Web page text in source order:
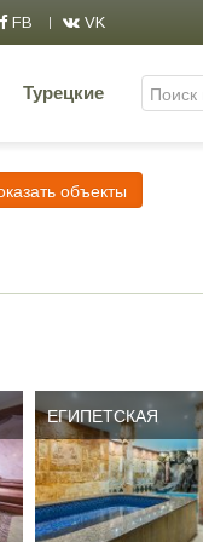
FB VK
Турецкие
объекты
ЕГИПЕТСКАЯ